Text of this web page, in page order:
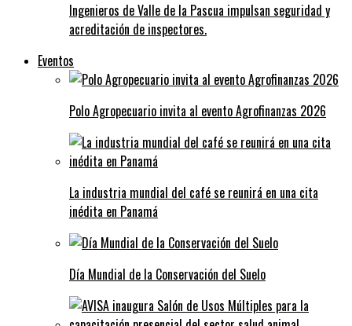
Ingenieros de Valle de la Pascua impulsan seguridad y
acreditación de inspectores.
Eventos
Polo Agropecuario invita al evento Agrofinanzas 2026
La industria mundial del café se reunirá en una cita
inédita en Panamá
Día Mundial de la Conservación del Suelo